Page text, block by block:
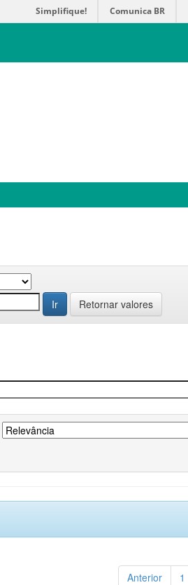
Simplifique! Comunica BR
Retornar valores
Anterior 1